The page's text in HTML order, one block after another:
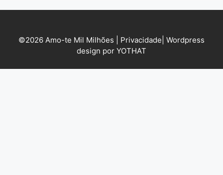
©2026 Amo-te Mil Milhões | Privacidade Wordpress
design por YOTHAT